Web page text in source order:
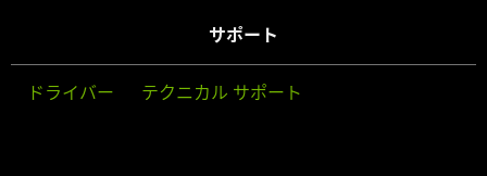
サポート
ドライバー テクニカル サポート